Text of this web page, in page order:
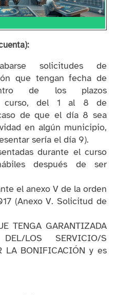
solicitudes de
que tengan fecha de
de los plazos
curso, del 1 al 8 de
de que el día 8 sea
en algún municipio,
sería el día 9).
durante el curso
después de ser
el anexo V de la orden
(Anexo V. Solicitud de
TENGA GARANTIZADA
LOS SERVICIO/S
LA BONIFICACIÓN y es